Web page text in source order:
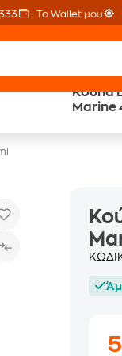
Το Wallet μου
Κούπα
Marine
Δωρεάν BoxNow